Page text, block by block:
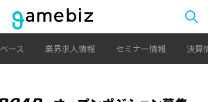
ース 業界求人情報 セミナー情報 決算